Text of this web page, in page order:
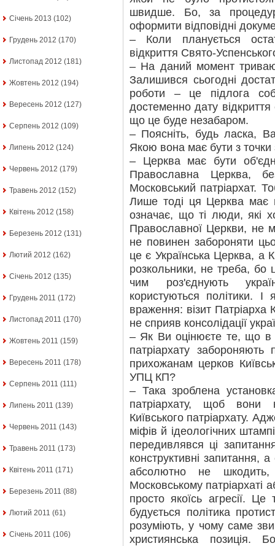
Січень 2013 (102)
Грудень 2012 (170)
Листопад 2012 (181)
Жовтень 2012 (194)
Вересень 2012 (127)
Серпень 2012 (109)
Липень 2012 (124)
Червень 2012 (179)
Травень 2012 (152)
Квітень 2012 (158)
Березень 2012 (131)
Лютий 2012 (162)
Січень 2012 (135)
Грудень 2011 (172)
Листопад 2011 (170)
Жовтень 2011 (159)
Вересень 2011 (178)
Серпень 2011 (111)
Липень 2011 (139)
Червень 2011 (143)
Травень 2011 (173)
Квітень 2011 (171)
Березень 2011 (88)
Лютий 2011 (61)
Січень 2011 (106)
швидше. Бо, за
оформити відповідні
– Коли планується
відкриття Свято-
– На даний момент
Залишився сьогодні
роботи – це підлога
достеменно дату
що це буде незабаром.
– Поясніть, будь ласка,
Якою вона має бути з точки
– Церква має бути
Православна Церква,
Московський патріархат.
Лише тоді ця Церква має
означає, що ті люди, які
Православної Церкви, не
не повинен забороняти
це є Українська Церква, а
розкольники, не треба, бо
чим роз'єднують
користуються політики.
враження: візит Патріарха
не сприяв консолідації
– Як Ви оцінюєте те, що в
патріархату
прихожанам церков
УПЦ КП?
– Така зроблена
патріархату, щоб вони
Київського патріархату.
міфів й ідеологічних
передивлявся ці
конструктивні запитання,
абсолютно не
Московському патріархаті
просто якоїсь агресії.
будується політика
розуміють, у чому саме
християнська позиція.